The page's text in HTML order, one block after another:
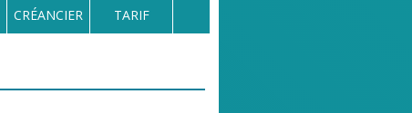
CRÉANCIER TARIF